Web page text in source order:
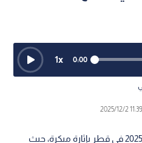
0:00
1x
11:39 2025/12/2
انطلقت منافسات كأس العرب 2025 في قطر بإثارة مبكرة، حيث